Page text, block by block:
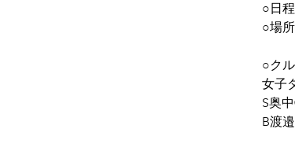
○日
○場
○ク
女子
S奥
B渡